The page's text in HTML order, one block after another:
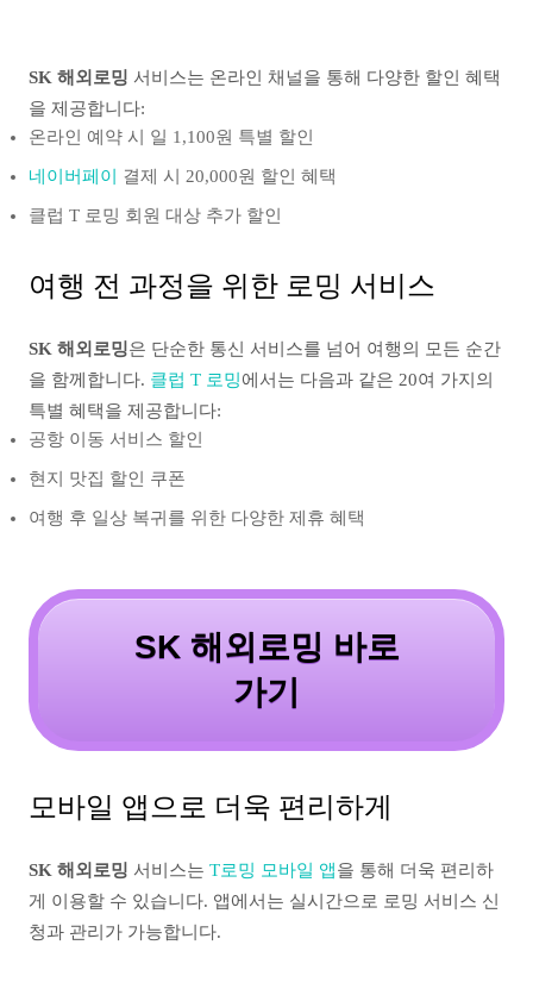
SK 해외로밍 서비스는 온라인 채널을 통해 다양한 할인 혜택
을 제공합니다:
온라인 예약 시 일 1,100원 특별 할인
네이버페이 결제 시 20,000원 할인 혜택
클럽 T 로밍 회원 대상 추가 할인
여행 전 과정을 위한 로밍 서비스
SK 해외로밍은 단순한 통신 서비스를 넘어 여행의 모든 순간
을 함께합니다. 클럽 T 로밍에서는 다음과 같은 20여 가지의
특별 혜택을 제공합니다:
공항 이동 서비스 할인
현지 맛집 할인 쿠폰
여행 후 일상 복귀를 위한 다양한 제휴 혜택
SK 해외로밍 바로
가기
모바일 앱으로 더욱 편리하게
SK 해외로밍 서비스는 T로밍 모바일 앱을 통해 더욱 편리하
게 이용할 수 있습니다. 앱에서는 실시간으로 로밍 서비스 신
청과 관리가 가능합니다.